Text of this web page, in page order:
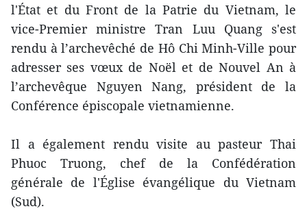
l'État et du Front de la Patrie du Vietnam, le
vice-Premier ministre Tran Luu Quang s'est
rendu à l’archevêché de Hô Chi Minh-Ville pour
adresser ses vœux de Noël et de Nouvel An à
l’archevêque Nguyen Nang, président de la
Conférence épiscopale vietnamienne.
Il a également rendu visite au pasteur Thai
Phuoc Truong, chef de la Confédération
générale de l'Église évangélique du Vietnam
(Sud).